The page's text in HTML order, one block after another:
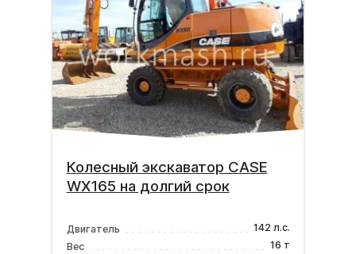
Колесный экскаватор CASE
WX165 на долгий срок
Двигатель
142 л.с.
Вес
16 т